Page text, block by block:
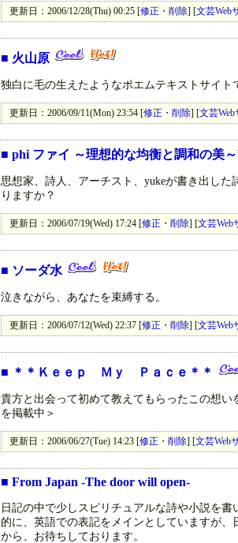
更新日：2006/12/28(Thu) 00:25 [ 修正・削除 文芸Web
■ 火山原
独白に毛の生えたようなポエムテキストサイト
更新日：2006/09/11(Mon) 23:54 [ 修正・削除 文芸
■ phi ファイ ～理想的な均衡と調和の美
思想家、詩人、アーチスト、yukeが書き出し
りますか？
更新日：2006/07/19(Wed) 17:24 [ 修正・削除 文芸Web
■ ソーダ水
泣きながら、あなたを束縛する。
更新日：2006/07/12(Wed) 22:37 [ 修正・削除 文芸Web
■ ＊＊Ｋｅｅｐ Ｍｙ Ｐａｃｅ＊＊
貴方と出会って初めて教えてもらったこの想
を掲載中＞
更新日：2006/06/27(Tue) 14:23 [ 修正・削除 文芸Web
■ From Japan -The door will open-
日記の中で少しスピリチュアルな詩や小説を
的に、英語での表記をメインとしていますが
から、お待ちしております。